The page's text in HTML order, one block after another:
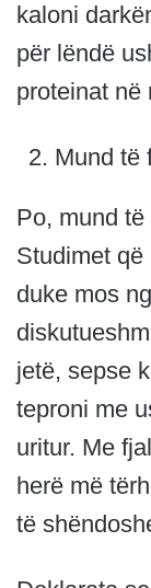
kaloni
për lëndë
proteinat në
Mund të
Po, mund
Studimet
duke mos
jetë, sepse
teproni me
uritur. Me
herë më
të